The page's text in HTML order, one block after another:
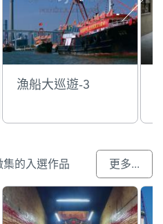
漁船大巡遊-3
的入選作品 更多...